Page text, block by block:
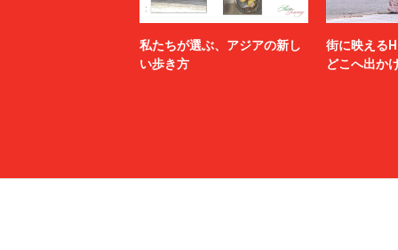
私たちが選ぶ、アジアの新し
い歩き方
街に映える
どこへ出か